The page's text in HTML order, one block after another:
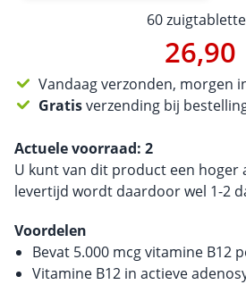
60
26,90
Vandaag verzonden, morgen
Gratisverzending bij
Actuele voorraad: 2
U kunt van dit product een hoger
levertijd wordt daardoor wel 1-2
Voordelen
Bevat 5.000 mcg vitamine B12
Vitamine B12 in actieve